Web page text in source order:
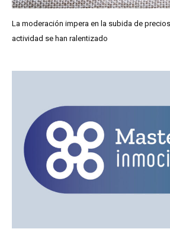
La moderación impera en la subida de
actividad se han ralentizado